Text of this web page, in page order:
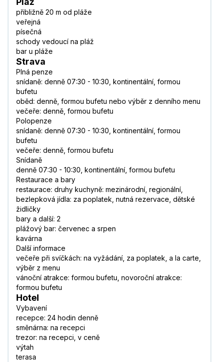
přibližně 20 m od pláže
veřejná
písečná
schody vedoucí na pláž
bar u pláže
Strava
Plná penze
snídaně: denně 07:30 - 10:30, kontinentální, formou
bufetu
oběd: denně, formou bufetu nebo výběr z denního menu
večeře: denně, formou bufetu
Polopenze
snídaně: denně 07:30 - 10:30, kontinentální, formou
bufetu
večeře: denně, formou bufetu
Snídaně
denně 07:30 - 10:30, kontinentální, formou bufetu
Restaurace a bary
restaurace: druhy kuchyně: mezinárodní, regionální,
bezlepková jídla: za poplatek, nutná rezervace, dětské
židličky
bary a další: 2
plážový bar: červenec a srpen
kavárna
Další informace
večeře při svíčkách: na vyžádání, za poplatek, a la carte,
výběr z menu
vánoční atrakce: formou bufetu, novoroční atrakce:
formou bufetu
Hotel
Vybavení
recepce: 24 hodin denně
směnárna: na recepci
trezor: na recepci, v ceně
výtah
terasa